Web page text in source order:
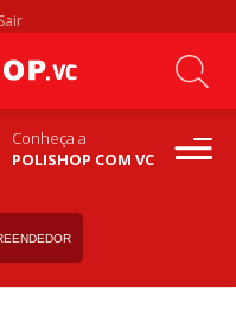
Sair
Conheça a
POLISHOP COM VC